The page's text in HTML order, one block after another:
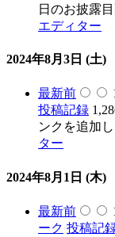
日のお披露
エディター
2024年8月3日 (土)
最新前
投稿記録
ンクを追加
ター
2024年8月1日 (木)
最新前
ーク 投稿記